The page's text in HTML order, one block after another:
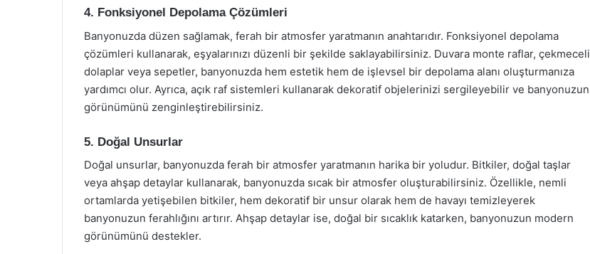
4. Fonksiyonel Depolama Çözümleri
Banyonuzda düzen sağlamak, ferah bir atmosfer yaratmanın anahtarıdır. Fonksiyonel depolama
çözümleri kullanarak, eşyalarınızı düzenli bir şekilde saklayabilirsiniz. Duvara monte raflar, çekmeceli
dolaplar veya sepetler, banyonuzda hem estetik hem de işlevsel bir depolama alanı oluşturmanıza
yardımcı olur. Ayrıca, açık raf sistemleri kullanarak dekoratif objelerinizi sergileyebilir ve banyonuzun
görünümünü zenginleştirebilirsiniz.
5. Doğal Unsurlar
Doğal unsurlar, banyonuzda ferah bir atmosfer yaratmanın harika bir yoludur. Bitkiler, doğal taşlar
veya ahşap detaylar kullanarak, banyonuzda sıcak bir atmosfer oluşturabilirsiniz. Özellikle, nemli
ortamlarda yetişebilen bitkiler, hem dekoratif bir unsur olarak hem de havayı temizleyerek
banyonuzun ferahlığını artırır. Ahşap detaylar ise, doğal bir sıcaklık katarken, banyonuzun modern
görünümünü destekler.